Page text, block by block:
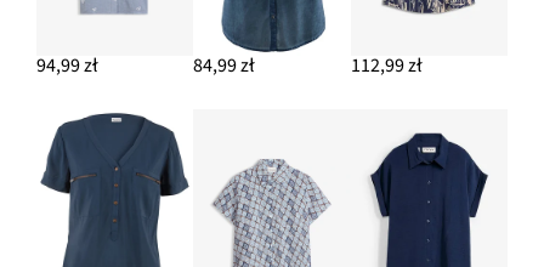
94,99 zł 84,99 zł 112,99 zł